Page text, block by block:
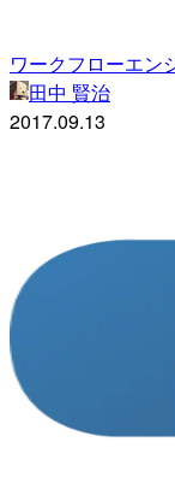
ワークフローエン
田中 賢治
2017.09.13